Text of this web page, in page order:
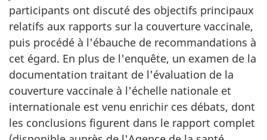
participants ont discuté des objectifs principaux
relatifs aux rapports sur la couverture vaccinale,
puis procédé à l'ébauche de recommandations à
cet égard. En plus de l'enquête, un examen de la
documentation traitant de l'évaluation de la
couverture vaccinale à l'échelle nationale et
internationale est venu enrichir ces débats, dont
les conclusions figurent dans le rapport complet